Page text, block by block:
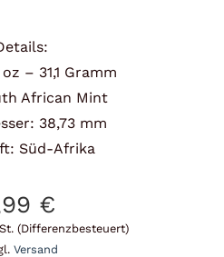
– 31,1 Gramm
African Mint
38,73 mm
Süd-Afrika
€
(Differenzbesteuert)
Versand